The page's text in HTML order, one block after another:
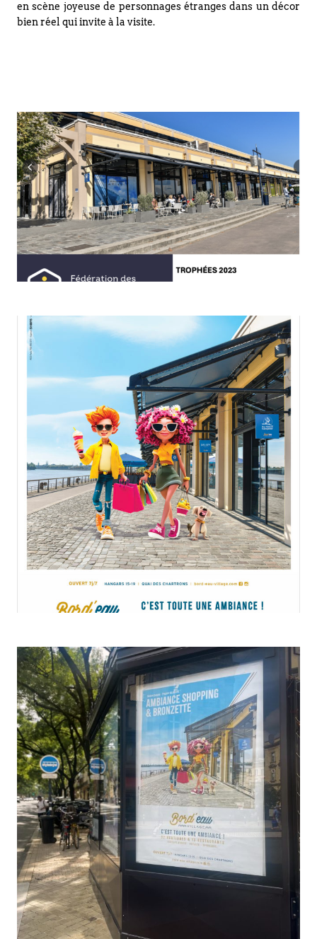
en scène joyeuse de personnages étranges dans un décor
bien réel qui invite à la visite.